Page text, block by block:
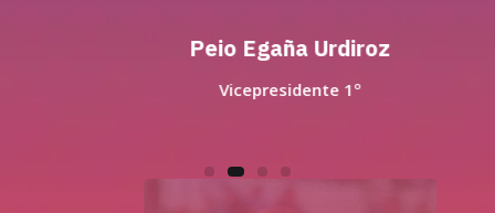
Peio Egaña Urdiroz
Vicepresidente 1º